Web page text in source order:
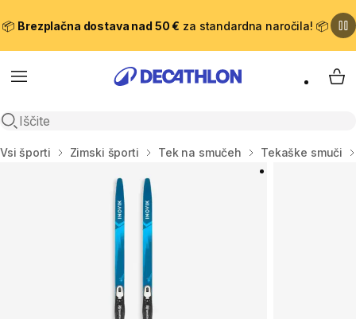
📦 Brezplačna dostava nad 50 € za standardna naročila! 📦
Meni
Odpri iskanje
Domov
Vsi športi Zimski športi Tek na smučeh Tekaške smuči